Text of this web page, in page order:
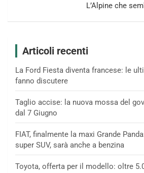
L’Alpine che
Articoli recenti
La Ford Fiesta diventa francese: le
fanno discutere
Taglio accise: la nuova mossa del
dal 7 Giugno
FIAT, finalmente la maxi Grande
super SUV, sarà anche a benzina
Toyota, offerta per il modello: oltre